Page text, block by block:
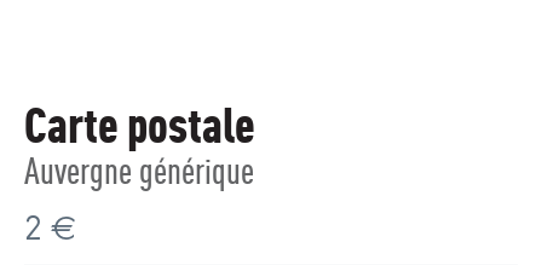
Carte postale
Auvergne générique
2 €